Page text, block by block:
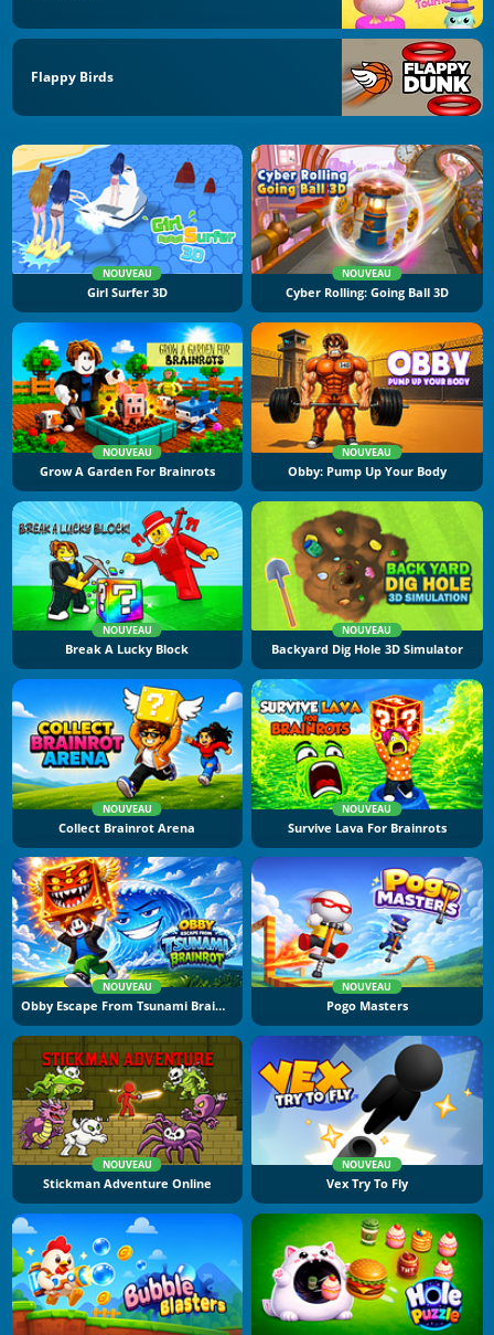
Flappy Birds
NOUVEAU
Girl Surfer 3D
NOUVEAU
Cyber Rolling: Going Ball 3D
NOUVEAU
Grow A Garden For Brainrots
NOUVEAU
Obby: Pump Up Your Body
NOUVEAU
Break A Lucky Block
NOUVEAU
Backyard Dig Hole 3D Simulator
NOUVEAU
Collect Brainrot Arena
NOUVEAU
Survive Lava For Brainrots
NOUVEAU
Obby Escape From Tsunami Brainrot
NOUVEAU
Pogo Masters
NOUVEAU
Stickman Adventure Online
NOUVEAU
Vex Try To Fly